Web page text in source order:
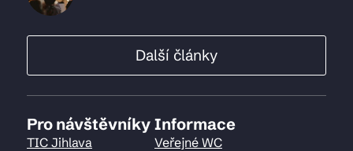
Další články
Pro návštěvníky
TIC Jihlava
Informace
Veřejné WC